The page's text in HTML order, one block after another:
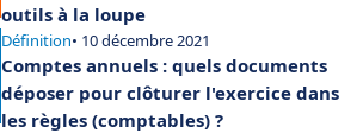
outils à la loupe
Définition• 10 décembre 2021
Comptes annuels : quels documents
déposer pour clôturer l'exercice dans
les règles (comptables) ?